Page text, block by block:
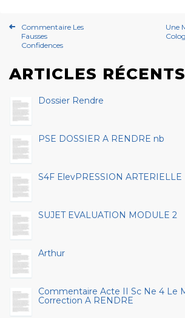
Commentaire Les
Fausses
Confidences
Une
ARTICLES RÉCENTS
Dossier Rendre
PSE DOSSIER A RENDRE nb
S4F ElevPRESSION ARTERIELLE
SUJET EVALUATION MODULE 2
Arthur
Commentaire Acte II Sc Ne 4 Le
Correction A RENDRE